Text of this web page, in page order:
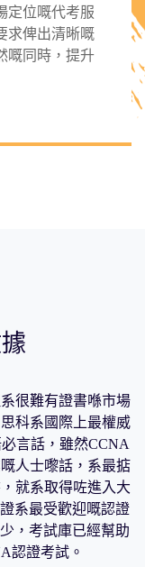
定位嘅代考服
求俾出清晰嘅
嘅同時，提升
很難有證書喺市場
科系國際上最權威
言話，雖然CCNA
人士嚟話，系最掂
就系取得咗進入大
系最受歡迎嘅認證
，考試庫已經幫助
認證考試。